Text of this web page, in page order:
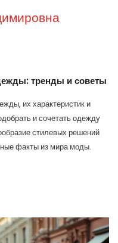
тренды и советы
их характеристик и
и сочетать одежду
стилевых решений
факты из мира моды.